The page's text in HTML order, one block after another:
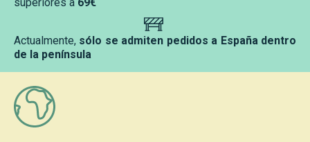
Actualmente, sólo se admiten pedidos a España dentro
de la península